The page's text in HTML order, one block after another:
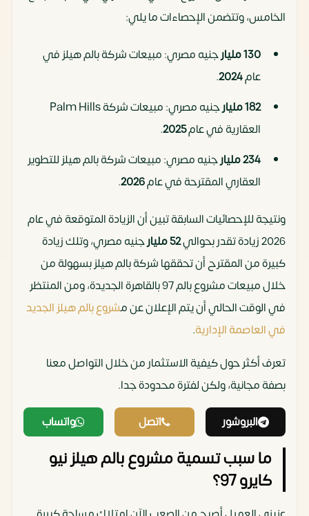
الخامس، وتتضمن الإحصاءات ما يلي:
130مليارجنيه مصري: مبيعات شركة بالم هيلز في
عام2024
.
182مليار
جنيه مصري: مبيعات شركة Palm Hills
العقارية في عام2025
.
234 مليار
جنيه مصري: مبيعات شركة بالم هيلز للتطوير
العقاري المقترحة في عام2026
.
ونتيجة للإحصائيات السابقة تبين أن الزيادة المتوقعة في عام
2026 زيادة تقدر بحوالي
52 مليار
جنيه مصري، وتلك زيادة
كبيرة من المقترح أن تحققها شركة بالم هيلز بسهولة من
خلال مبيعات مشروع بالم 97 بالقاهرة الجديدة، ومن المنتظر
في الوقت الحالي أن يتم الإعلان عن مشروع بالم هيلز الجديد
في العاصمة الإدارية.
تعرف أكثر حول كيفية الاستثمار من خلال التواصل معنا
بصفة مجانية، ولكن لفترة محدودة جدا.
البروشور اتصل واتساب
ما سبب تسمية مشروع بالم هيلز نيو
كايرو 97؟